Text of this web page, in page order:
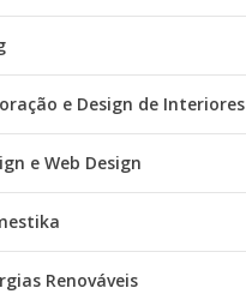
e Design de Interiores
e Web Design
Renováveis